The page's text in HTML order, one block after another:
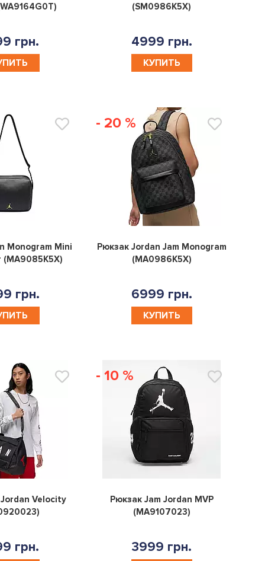
грн.
(SM0986K5X)
4999 грн.
КУПИТЬ
0
Monogram Mini
(MA9085K5X)
грн.
- 20 %
0
Рюкзак Jordan Jam Monogram
(MA0986K5X)
6999 грн.
КУПИТЬ
0
Velocity
грн.
- 10 %
0
Рюкзак Jam Jordan MVP
(MA9107023)
3999 грн.